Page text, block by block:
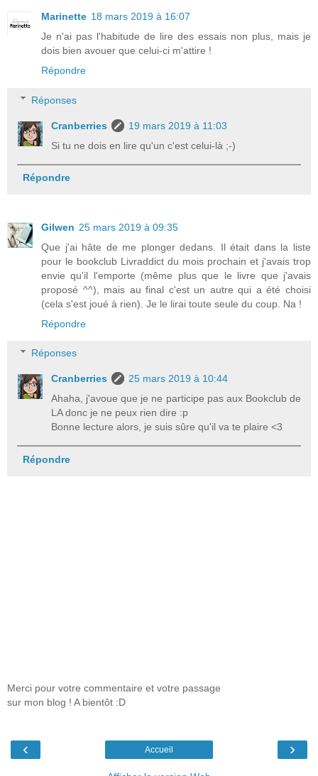
Marinette 18 mars 2019 à 16:07
Je n'ai pas l'habitude de lire des essais non plus, mais je
dois bien avouer que celui-ci m'attire !
Répondre
Réponses
Cranberries
19 mars 2019 à 11:03
Si tu ne dois en lire qu'un c'est celui-là ;-)
Répondre
Gilwen 25 mars 2019 à 09:35
Que j'ai hâte de me plonger dedans. Il était dans la liste
pour le bookclub Livraddict du mois prochain et j'avais trop
envie qu'il l'emporte (même plus que le livre que j'avais
proposé ^^), mais au final c'est un autre qui a été choisi
(cela s'est joué à rien). Je le lirai toute seule du coup. Na !
Répondre
Réponses
Cranberries
25 mars 2019 à 10:44
Ahaha, j'avoue que je ne participe pas aux Bookclub de
LA donc je ne peux rien dire :p
Bonne lecture alors, je suis sûre qu'il va te plaire <3
Répondre
Merci pour votre commentaire et votre passage
sur mon blog ! A bientôt :D
‹ ›
Accueil